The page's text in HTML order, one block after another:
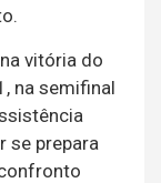
vitória do
na semifinal
se prepara